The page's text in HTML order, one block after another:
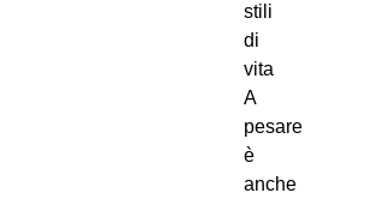
stili
di
vita
A
pesare
è
anche